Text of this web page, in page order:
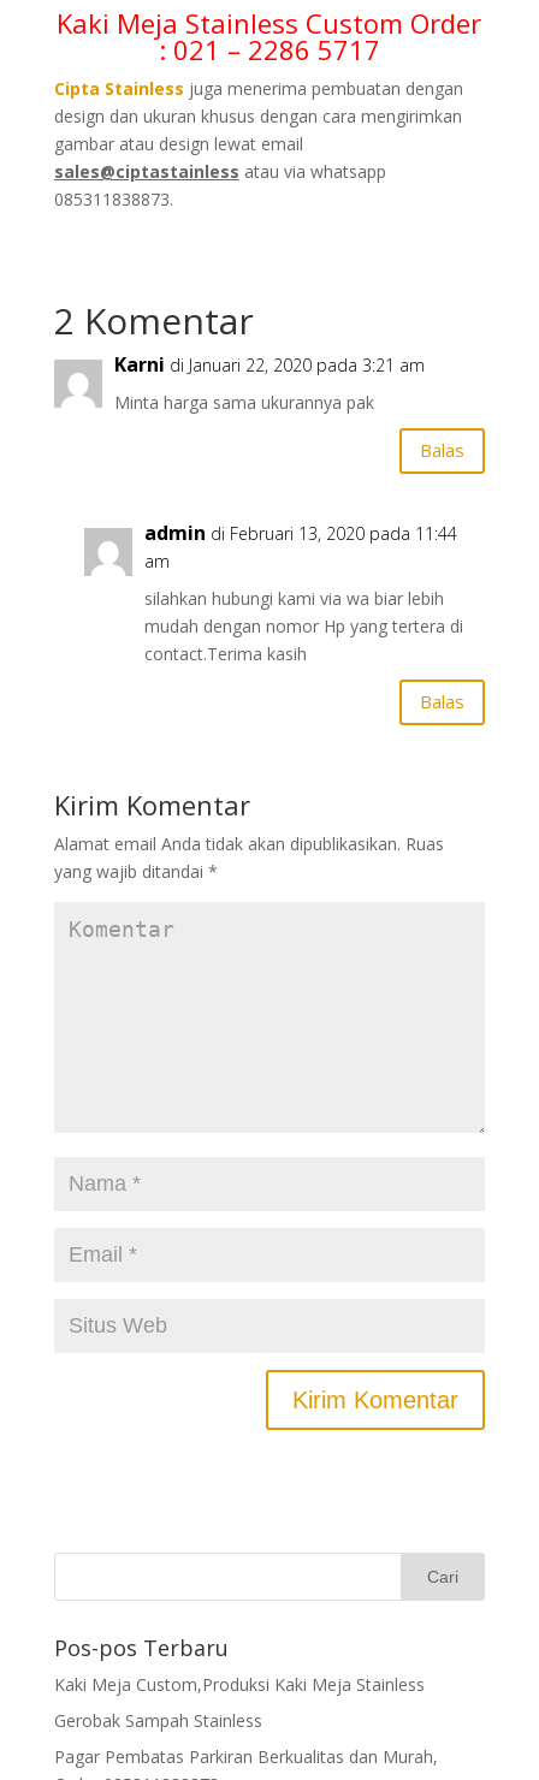
Kaki Meja Stainless Custom Order
: 021 – 2286 5717
Cipta Stainless juga menerima pembuatan dengan
design dan ukuran khusus dengan cara mengirimkan
gambar atau design lewat email
sales@ciptastainless atau via whatsapp
085311838873.
2 Komentar
Karni di Januari 22, 2020 pada 3:21 am
Minta harga sama ukurannya pak
Balas
admin di Februari 13, 2020 pada 11:44
am
silahkan hubungi kami via wa biar lebih
mudah dengan nomor Hp yang tertera di
contact.Terima kasih
Balas
Kirim Komentar
Alamat email Anda tidak akan dipublikasikan. Ruas
yang wajib ditandai *
Pos-pos Terbaru
Kaki Meja Custom,Produksi Kaki Meja Stainless
Gerobak Sampah Stainless
Pagar Pembatas Parkiran Berkualitas dan Murah,